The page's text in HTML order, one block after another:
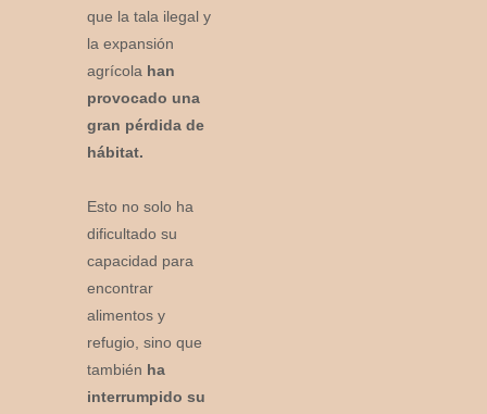
que la tala ilegal y
la expansión
agrícola han
provocado una
gran pérdida de
hábitat.
Esto no solo ha
dificultado su
capacidad para
encontrar
alimentos y
refugio, sino que
también ha
interrumpido su